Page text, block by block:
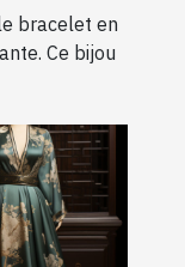
bracelet en
Ce bijou